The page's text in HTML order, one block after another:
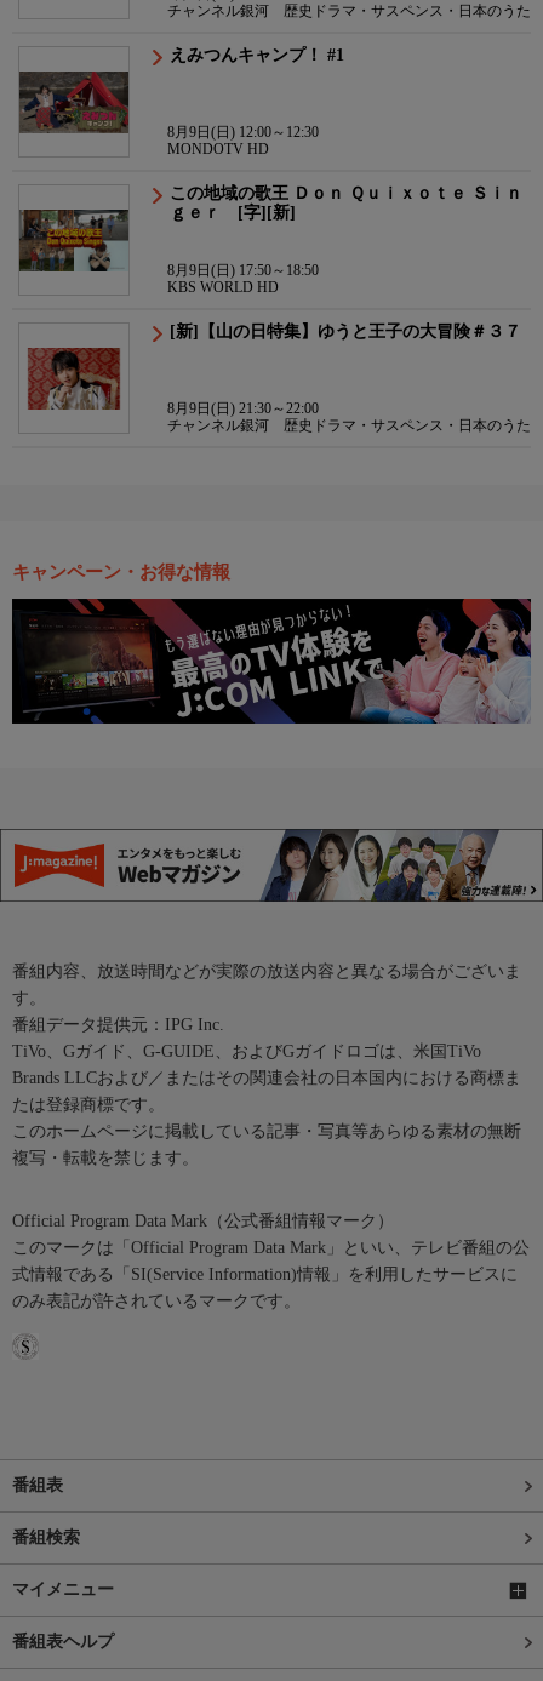
チャンネル銀河 歴史ドラマ・サスペンス・日本のうた
えみつんキャンプ！ #1
8月9日(日) 12:00～12:30
MONDOTV HD
この地域の歌王 Ｄｏｎ Ｑｕｉｘｏｔｅ Ｓｉｎ
ｇｅｒ [字][新]
8月9日(日) 17:50～18:50
KBS WORLD HD
[新]【山の日特集】ゆうと王子の大冒険＃３７
8月9日(日) 21:30～22:00
チャンネル銀河 歴史ドラマ・サスペンス・日本のうた
キャンペーン・お得な情報
番組内容、放送時間などが実際の放送内容と異なる場合がございま
す。
番組データ提供元：IPG Inc.
TiVo、Gガイド、G-GUIDE、およびGガイドロゴは、米国TiVo
Brands LLCおよび／またはその関連会社の日本国内における商標ま
たは登録商標です。
このホームページに掲載している記事・写真等あらゆる素材の無断
複写・転載を禁じます。
Official Program Data Mark（公式番組情報マーク）
このマークは「Official Program Data Mark」といい、テレビ番組の公
式情報である「SI(Service Information)情報」を利用したサービスに
のみ表記が許されているマークです。
番組表
番組検索
マイメニュー
番組表ヘルプ